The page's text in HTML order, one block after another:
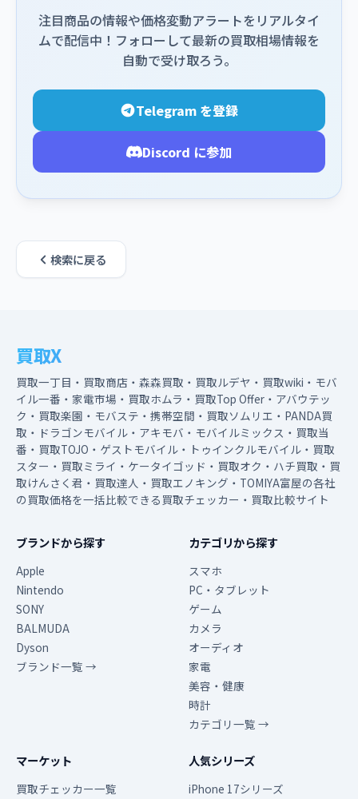
注目商品の情報や価格変動アラートをリアルタイ
ムで配信中！フォローして最新の買取相場情報を
自動で受け取ろう。
Telegram を登録
Discord に参加
検索に戻る
買取X
買取一丁目・買取商店・森森買取・買取ルデヤ・買取wiki・モバ
イル一番・家電市場・買取ホムラ・買取Top Offer・アバウテッ
ク・買取楽園・モバステ・携帯空間・買取ソムリエ・PANDA買
取・ドラゴンモバイル・アキモバ・モバイルミックス・買取当
番・買取TOJO・ゲストモバイル・トゥインクルモバイル・買取
スター・買取ミライ・ケータイゴッド・買取オク・ハチ買取・買
取けんさく君・買取達人・買取エノキング・TOMIYA富屋の各社
の買取価格を一括比較できる買取チェッカー・買取比較サイト
ブランドから探す
Apple
Nintendo
SONY
BALMUDA
Dyson
ブランド一覧 →
カテゴリから探す
スマホ
PC・タブレット
ゲーム
カメラ
オーディオ
家電
美容・健康
時計
カテゴリ一覧 →
マーケット
買取チェッカー一覧
人気シリーズ
iPhone 17シリーズ